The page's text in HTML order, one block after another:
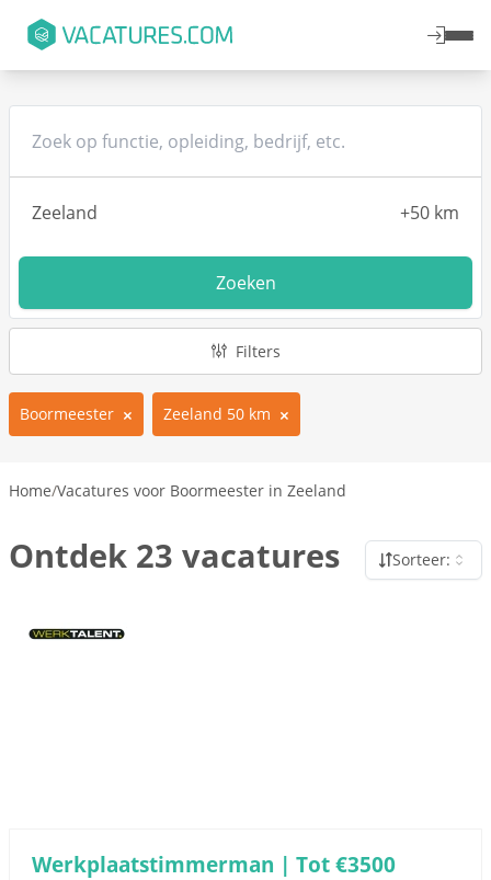
Zoeken
Filters
Boormeester Zeeland 50 km
Home/Vacatures voor Boormeester in Zeeland
Ontdek 23 vacatures Sorteer:
Werkplaatstimmerman | Tot €3500